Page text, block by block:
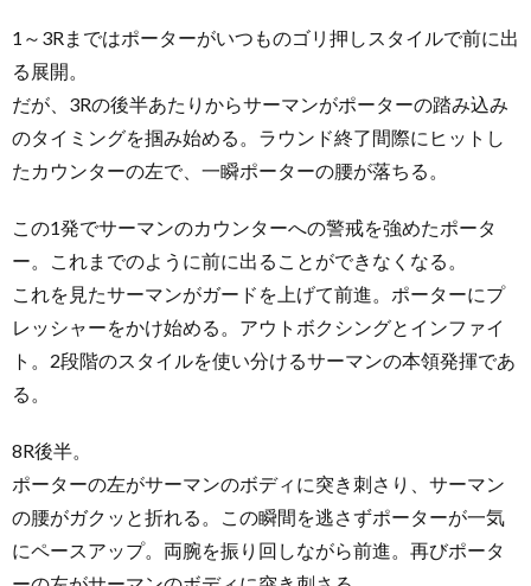
1～3Rまではポーターがいつものゴリ押しスタイルで前に出
る展開。
だが、3Rの後半あたりからサーマンがポーターの踏み込み
のタイミングを掴み始める。ラウンド終了間際にヒットし
たカウンターの左で、一瞬ポーターの腰が落ちる。
この1発でサーマンのカウンターへの警戒を強めたポータ
ー。これまでのように前に出ることができなくなる。
これを見たサーマンがガードを上げて前進。ポーターにプ
レッシャーをかけ始める。アウトボクシングとインファイ
ト。2段階のスタイルを使い分けるサーマンの本領発揮であ
る。
8R後半。
ポーターの左がサーマンのボディに突き刺さり、サーマン
の腰がガクッと折れる。この瞬間を逃さずポーターが一気
にペースアップ。両腕を振り回しながら前進。再びポータ